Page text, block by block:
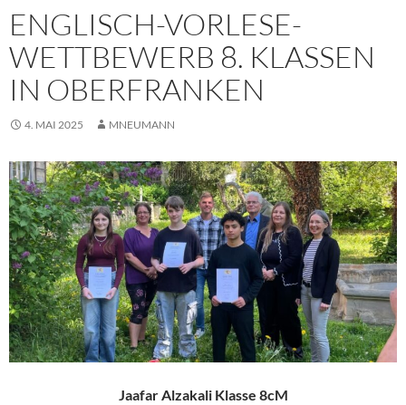
ENGLISCH-VORLESE-
WETTBEWERB 8. KLASSEN
IN OBERFRANKEN
4. MAI 2025 MNEUMANN
Jaafar Alzakali Klasse 8cM